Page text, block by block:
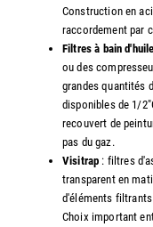
Construction en
raccordement par
Filtres à bain d'huile
ou des
grandes quantités
disponibles de 1/
recouvert de
pas du gaz.
Visitrap : filtres
transparent en
d'éléments filtrants
Choix important